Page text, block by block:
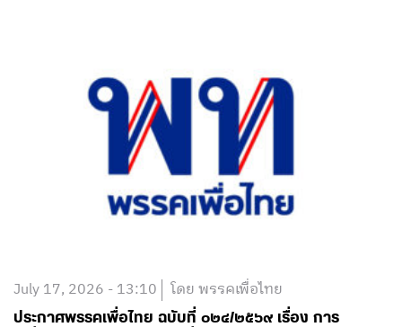
July 17, 2026 - 13:10 โดย พรรคเพื่อไทย
ประกาศพรรคเพื่อไทย ฉบับที่ ๐๒๔/๒๕๖๙ เรื่อง การ